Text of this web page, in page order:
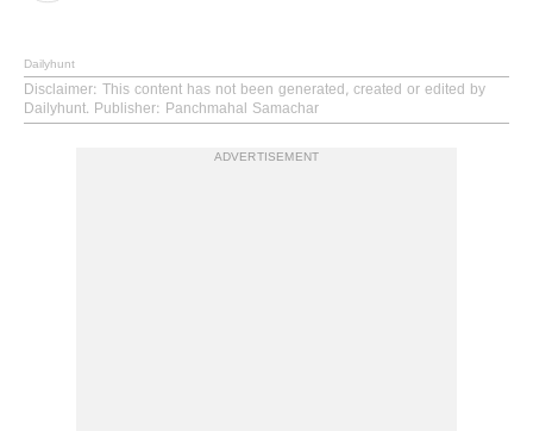
Dailyhunt
Disclaimer: This content has not been generated, created or edited by
Dailyhunt. Publisher: Panchmahal Samachar
ADVERTISEMENT